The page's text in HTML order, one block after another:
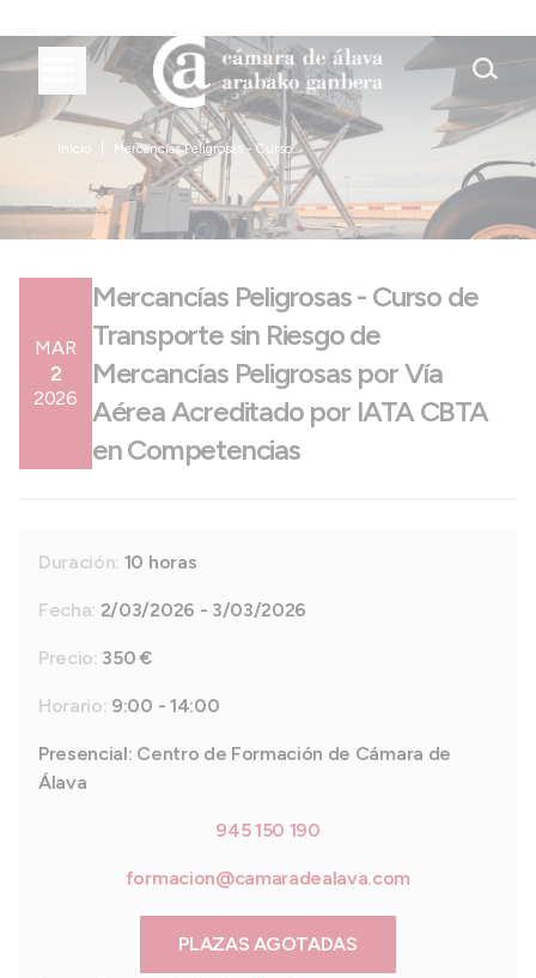
Inicio Mercancías Peligrosas - Curso...
MAR
2
2026
Mercancías Peligrosas - Curso de
Transporte sin Riesgo de
Mercancías Peligrosas por Vía
Aérea Acreditado por IATA CBTA
en Competencias
Duración: 10 horas
Fecha: 2/03/2026 - 3/03/2026
Precio: 350 €
Horario: 9:00 - 14:00
Presencial: Centro de Formación de Cámara de
Álava
945 150 190
formacion@camaradealava.com
PLAZAS AGOTADAS